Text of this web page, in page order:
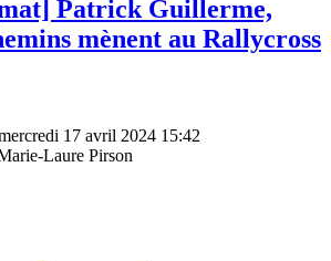
Patrick Guillerme,
mènent au Rallycross
17 avril 2024 15:42
Laure Pirson